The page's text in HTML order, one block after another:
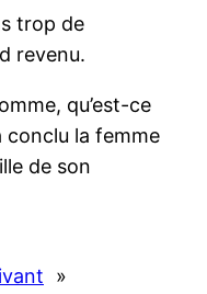
trop de
revenu.
qu’est-ce
conclu la femme
de son
»